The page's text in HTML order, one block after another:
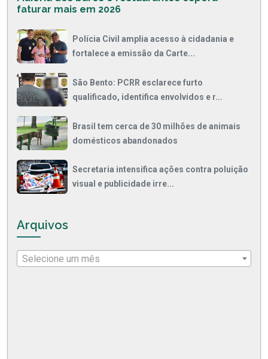
faturar mais em 2026
Polícia Civil amplia acesso à cidadania e
fortalece a emissão da Carte...
São Bento: PCRR esclarece furto
qualificado, identifica envolvidos e r...
Brasil tem cerca de 30 milhões de animais
domésticos abandonados
Secretaria intensifica ações contra poluição
visual e publicidade irre...
Arquivos
Selecione um mês